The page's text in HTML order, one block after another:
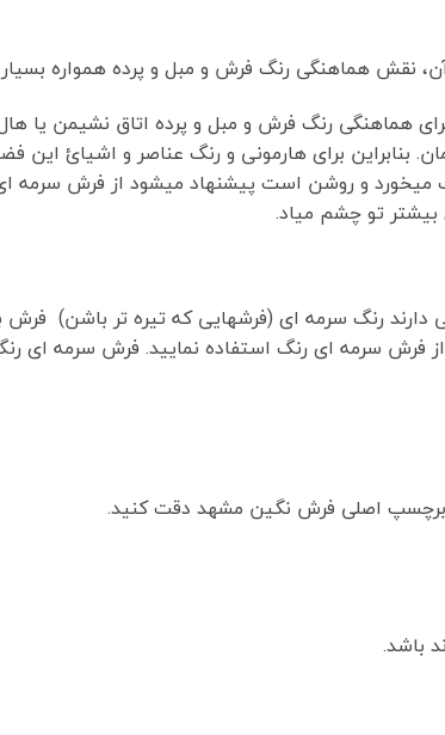
نقش هماهنگی رنگ فرش و مبل و پرده همواره
هماهنگی رنگ فرش و مبل و پرده اتاق نشیمن یا
بنابراین برای هارمونی و رنگ عناصر و اشیائ
میخورد و روشن است پیشنهاد میشود از فرش
تو چشم میاد.
دارند رنگ سرمه ای (فرشهایی که تیره تر باشن)
فرش سرمه ای رنگ استفاده نمایید. فرش سرمه ای
اصلی فرش نگین مشهد دقت کنید.
باشد.